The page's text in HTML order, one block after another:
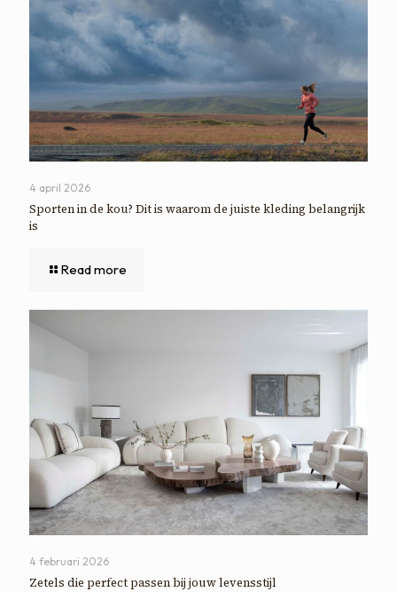
4 april 2026
Sporten in de kou? Dit is waarom de juiste kleding belangrijk
is
Read more
4 februari 2026
Zetels die perfect passen bij jouw levensstijl